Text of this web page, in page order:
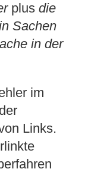
plusdie
Sachen
in der
im
Links.